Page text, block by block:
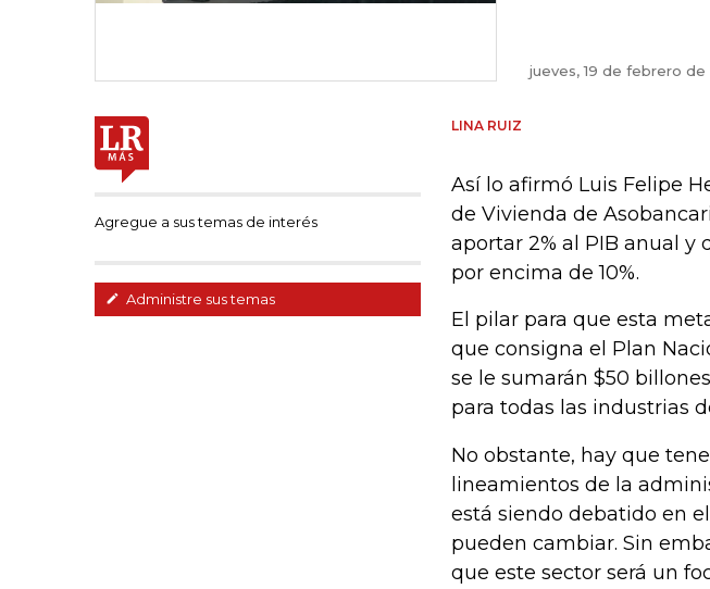
jueves, 19 de febrero de
Agregue a sus temas de interés
Administre sus temas
LINA RUIZ
Así lo afirmó Luis Felipe
de Vivienda de
aportar 2% al PIB anual y
por encima de 10%.
El pilar para que esta
que consigna el Plan
se le sumarán $50
para todas las industrias
No obstante, hay que
lineamientos de la
está siendo debatido en
pueden cambiar. Sin
que este sector será un